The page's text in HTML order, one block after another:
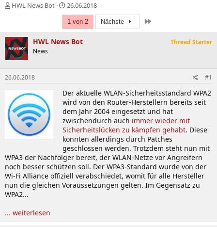
E
e
l
l
r
HWL News Bot
E
r
s
t
e
m
26.06.2018
1 von 2 Nächste
HWL News Bot
News
Thread Starter
26.06.2018 #1
Der aktuelle WLAN-Sicherheitsstandard WPA2
wird von den Router-Herstellern bereits seit
dem Jahr 2004 eingesetzt und hat
zwischendurch auch immer wieder mit
Sicherheitslücken zu kämpfen gehabt. Diese
konnten allerdings durch Patches
geschlossen werden. Trotzdem steht nun mit
WPA3 der Nachfolger bereit, der WLAN-Netze vor Angreifern
noch besser schützen soll. Der WPA3-Standard wurde von der
Wi-Fi Alliance offiziell verabschiedet, womit für alle Hersteller
nun die gleichen Voraussetzungen gelten. Im Gegensatz zu
WPA2...
... weiterlesen